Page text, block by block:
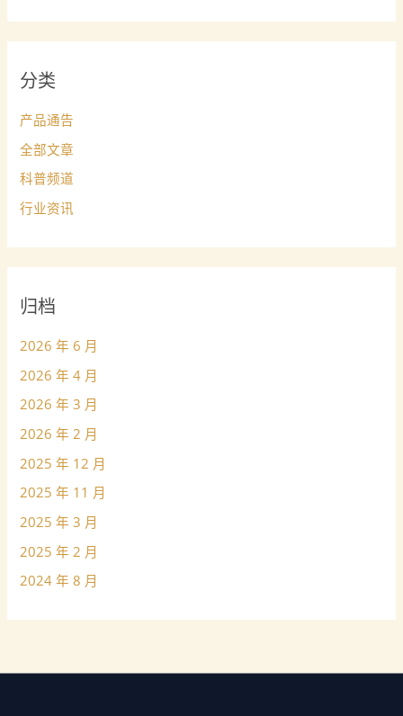
分类
产品通告
全部文章
科普频道
行业资讯
归档
2026 年 6 月
2026 年 4 月
2026 年 3 月
2026 年 2 月
2025 年 12 月
2025 年 11 月
2025 年 3 月
2025 年 2 月
2024 年 8 月